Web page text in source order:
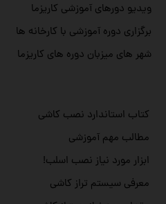
ویدیو دورهای آموزشی کاریزما
برگزاری دوره آموزشی با کارخانه ها
شهر های میزبان دوره های کاریزما
کتاب استاندارد نصب کاشی
مطالب مهم آموزشی
ابزار مورد نیاز نصب اسلب!
معرفی سیستم تراز کاشی